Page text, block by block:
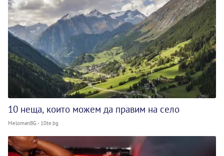
10 неща, които можем да правим на село
MelomanBG - 10te.bg